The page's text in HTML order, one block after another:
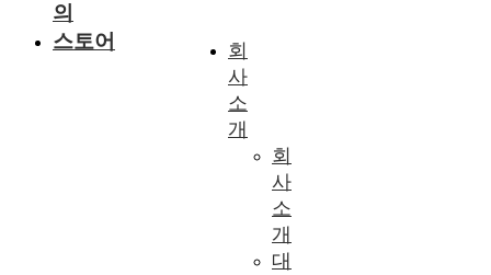
의
스토어
회
사
소
개
회
사
소
개
대